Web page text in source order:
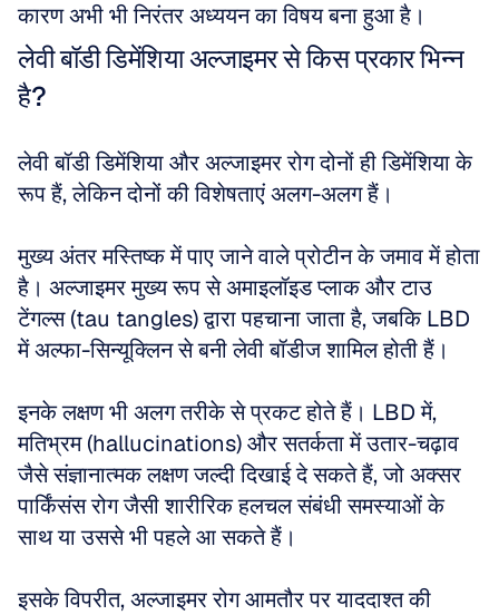
कारण अभी भी निरंतर अध्ययन का विषय बना हुआ है।
लेवी बॉडी डिमेंशिया अल्जाइमर से किस प्रकार भिन्न
है?
लेवी बॉडी डिमेंशिया और अल्जाइमर रोग दोनों ही डिमेंशिया के
रूप हैं, लेकिन दोनों की विशेषताएं अलग-अलग हैं।
मुख्य अंतर मस्तिष्क में पाए जाने वाले प्रोटीन के जमाव में होता
है। अल्जाइमर मुख्य रूप से अमाइलॉइड प्लाक और टाउ
टेंगल्स (tau tangles) द्वारा पहचाना जाता है, जबकि LBD
में अल्फा-सिन्यूक्लिन से बनी लेवी बॉडीज शामिल होती हैं।
इनके लक्षण भी अलग तरीके से प्रकट होते हैं। LBD में,
मतिभ्रम (hallucinations) और सतर्कता में उतार-चढ़ाव
जैसे संज्ञानात्मक लक्षण जल्दी दिखाई दे सकते हैं, जो अक्सर
पार्किंसंस रोग जैसी शारीरिक हलचल संबंधी समस्याओं के
साथ या उससे भी पहले आ सकते हैं।
इसके विपरीत, अल्जाइमर रोग आमतौर पर याददाश्त की